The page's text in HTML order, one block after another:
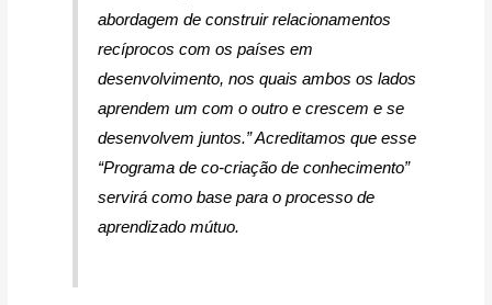
abordagem de construir relacionamentos
recíprocos com os países em
desenvolvimento, nos quais ambos os lados
aprendem um com o outro e crescem e se
desenvolvem juntos.”Acreditamos que esse
“Programa de co-criação de conhecimento”
servirá como base para o processo de
aprendizado mútuo.